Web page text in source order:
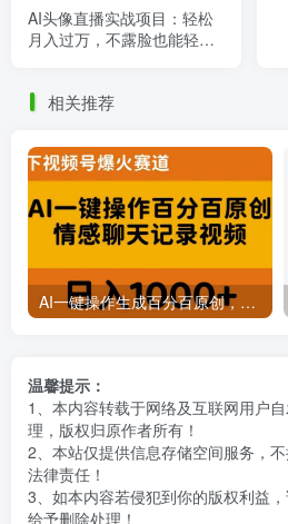
AI头像直播实战项目：轻松
月入过万，不露脸也能轻松
相关推荐
AI一键操作生成百分百原创，揭秘情感聊天记录视频，当下视频号爆火新赛道
温馨提示：
1、本内容转载于网络及互联网用户
理，版权归原作者所有！
2、本站仅提供信息存储空间服务，
法律责任！
3、如本内容若侵犯到你的版权利益
给予删除处理！